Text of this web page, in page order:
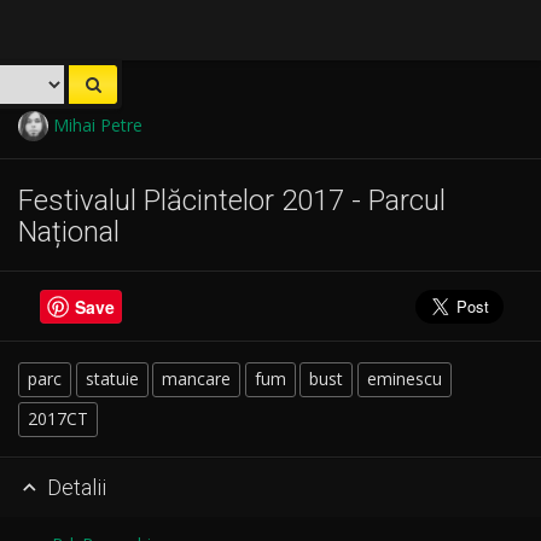
Mihai Petre
Festivalul Plăcintelor 2017 - Parcul
Național
Save
parc statuie mancare fum bust
eminescu
2017CT
 Detalii